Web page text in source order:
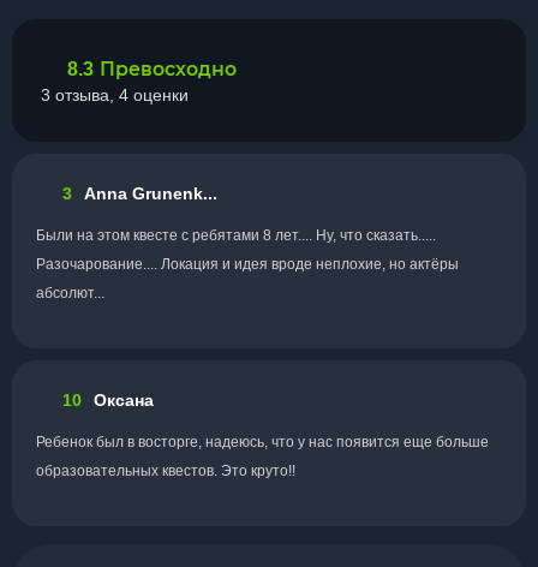
8.3 Превосходно
3 отзыва, 4 оценки
3 Anna Grunenk...
Были на этом квесте с ребятами 8 лет.... Ну, что сказать.....
Разочарование.... Локация и идея вроде неплохие, но актёры
абсолют...
10 Оксана
Ребенок был в восторге, надеюсь, что у нас появится еще больше
образовательных квестов. Это круто!!